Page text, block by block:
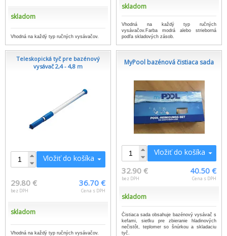
skladom
Vhodná na každý typ ručných vysávačov.
skladom
Vhodná na každý typ ručných
vysávačov.Farba modrá alebo strieborná
podľa skladových zásob.
Teleskopická tyč pre bazénový
vysávač 2,4 - 4,8 m
Vložiť do košíka
29.80 €
bez DPH
36.70 €
Cena s DPH
skladom
Vhodná na každý typ ručných vysávačov.
MyPool bazénová čistiaca sada
Vložiť do košíka
32.90 €
bez DPH
40.50 €
Cena s DPH
skladom
Čistiaca sada obsahuje bazénový vysávač s
kefami, sieťku pre zbieranie hladinových
nečistôt, teplomer so šnúrkou a skladaciu
tyč.